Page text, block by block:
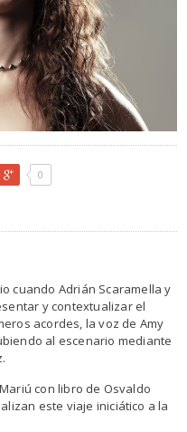
0
cuando Adrián Scaramella y
y contextualizar el
acordes, la voz de Amy
al escenario mediante
con libro de Osvaldo
este viaje iniciático a la